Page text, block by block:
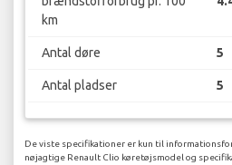
km
Antal døre 5
Antal pladser 5
De viste specifikationer er kun til
nøjagtige Renault Clio køretøjsmodel og